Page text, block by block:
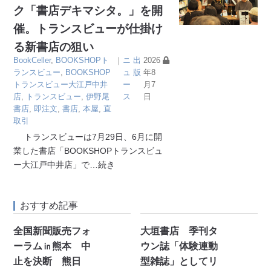
ク「書店デキマシタ。」を開
催。トランスビューが仕掛け
る新書店の狙い
BookCeller, BOOKSHOPト
ランスビュー, BOOKSHOP
トランスビュー大江戸中井
店, トランスビュー,伊野尾
書店, 即注文,書店,本屋, 直
取引
｜ ニ
ュ
ー
ス
出
版
2026
年8
月7
日
トランスビューは7月29日、6月に開
業した書店「BOOKSHOPトランスビュ
ー大江戸中井店」で …続き
おすすめ記事
全国新聞販売フォ
ーラム㏌熊本 中
止を決断 熊日
大垣書店 季刊タ
ウン誌「体験連動
型雑誌」としてリ